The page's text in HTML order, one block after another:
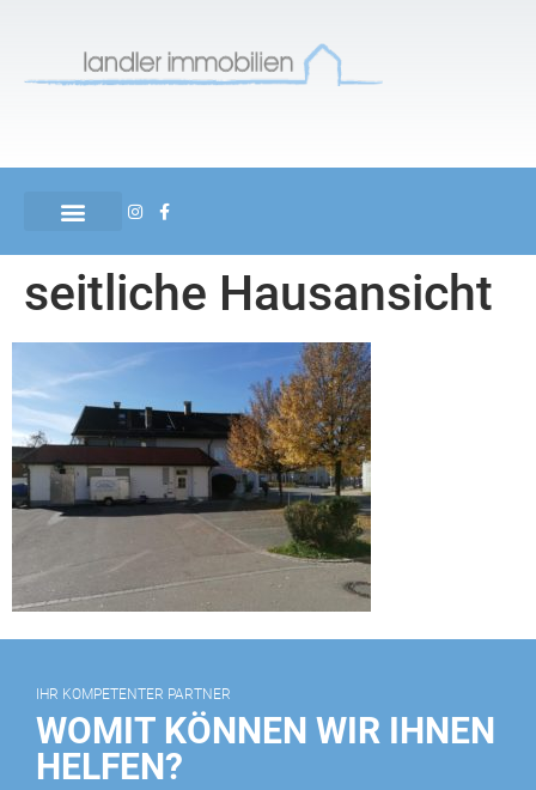
seitliche Hausansicht
IHR KOMPETENTER PARTNER
WOMIT KÖNNEN WIR IHNEN
HELFEN?